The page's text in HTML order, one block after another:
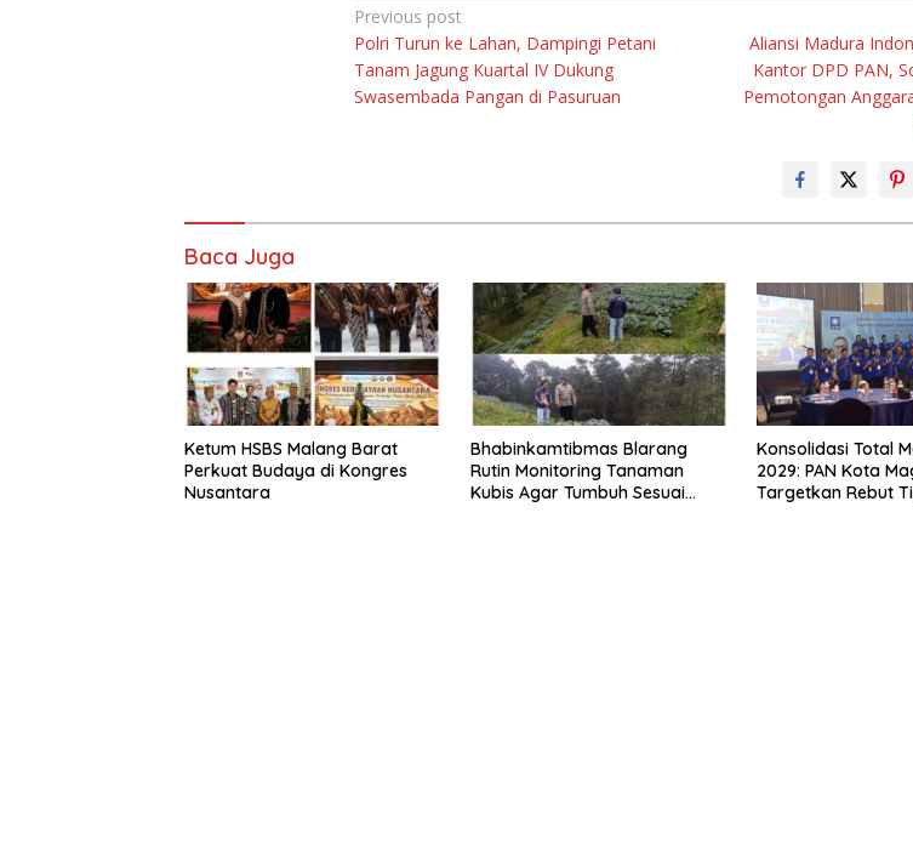
Navigasi
pos
Previous post
Polri Turun ke Lahan, Dampingi Petani
Tanam Jagung Kuartal IV Dukung
Swasembada Pangan di Pasuruan
Aliansi Madura
Kantor DPD PAN,
Pemotongan
Baca Juga
Ketum HSBS Malang Barat
Perkuat Budaya di Kongres
Nusantara
Bhabinkamtibmas Blarang
Rutin Monitoring Tanaman
Kubis Agar Tumbuh Sesuai
Konsolidasi Total
2029: PAN Kota
Targetkan Rebut